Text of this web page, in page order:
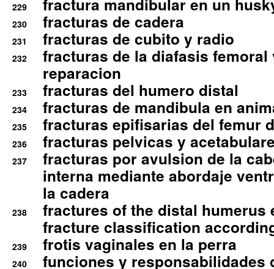
229 fractura mandibular en un
230 fracturas de cadera
231 fracturas de cubito y radio
232
fracturas de la diafasis
reparacion
233 fracturas del humero distal
234 fracturas de mandibula en
235 fracturas epifisarias del femur
236 fracturas pelvicas y
237
fracturas por avulsion de la
interna mediante abordaje
la cadera
238
fractures of the distal humerus
fracture classification
239 frotis vaginales en la perra
240
funciones y responsabilidades